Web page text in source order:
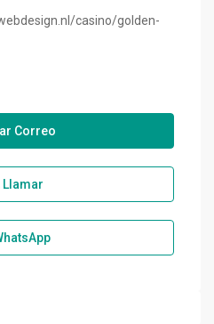
casino/golden-
Correo
Llamar